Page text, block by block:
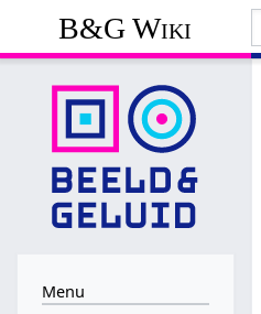
B&G Wiki
Menu